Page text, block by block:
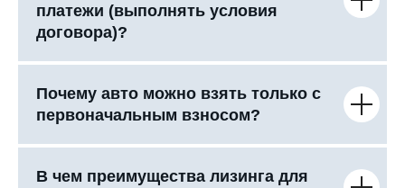
платежи (выполнять условия
договора)?
Почему авто можно взять только с
первоначальным взносом?
В чем преимущества лизинга для